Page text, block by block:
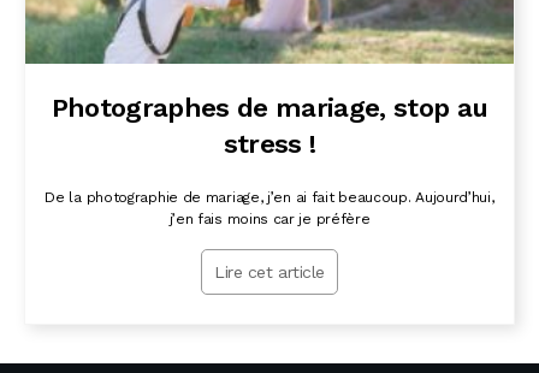
Photographes de mariage, stop au
stress !
De la photographie de mariage, j’en ai fait beaucoup. Aujourd’hui,
j’en fais moins car je préfère
Lire cet article